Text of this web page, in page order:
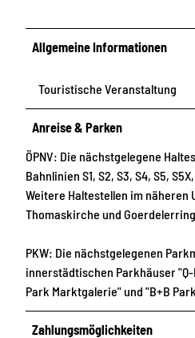
Allgemeine Informationen
Touristische Veranstaltung
Anreise & Parken
ÖPNV: Die nächstgelegene
Bahnlinien S1, S2, S3, S4, S5,
Weitere Haltestellen im näheren
Thomaskirche und Goerdelerring.
PKW: Die nächstgelegenen
innerstädtischen Parkhäuser
Park Marktgalerie" und "B+B
Zahlungsmöglichkeiten